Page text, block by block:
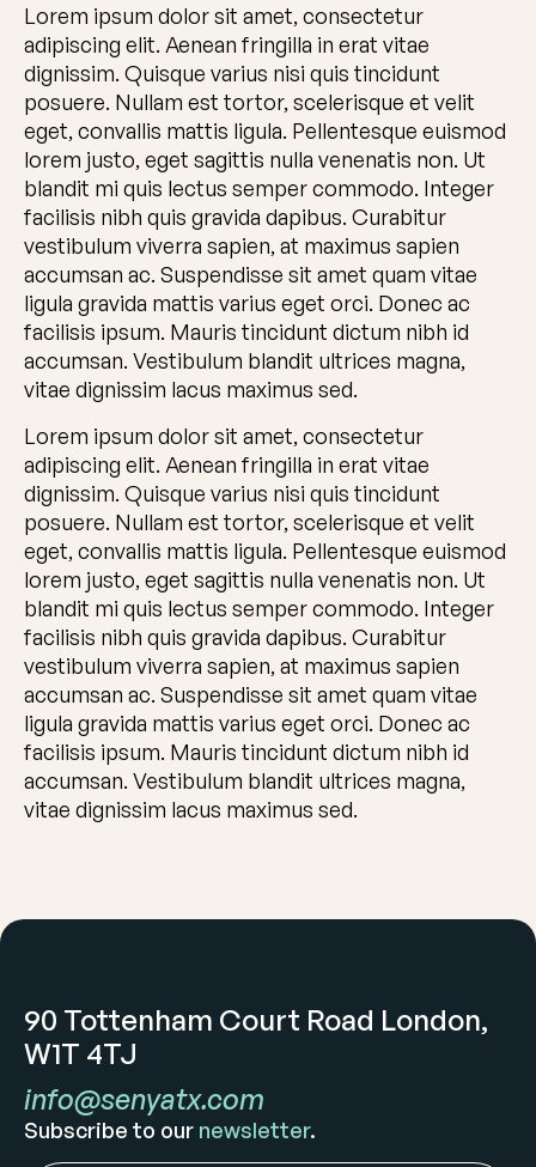
Lorem ipsum dolor sit amet, consectetur
adipiscing elit. Aenean fringilla in erat vitae
dignissim. Quisque varius nisi quis tincidunt
posuere. Nullam est tortor, scelerisque et velit
eget, convallis mattis ligula. Pellentesque euismod
lorem justo, eget sagittis nulla venenatis non. Ut
blandit mi quis lectus semper commodo. Integer
facilisis nibh quis gravida dapibus. Curabitur
vestibulum viverra sapien, at maximus sapien
accumsan ac. Suspendisse sit amet quam vitae
ligula gravida mattis varius eget orci. Donec ac
facilisis ipsum. Mauris tincidunt dictum nibh id
accumsan. Vestibulum blandit ultrices magna,
vitae dignissim lacus maximus sed.
Lorem ipsum dolor sit amet, consectetur
adipiscing elit. Aenean fringilla in erat vitae
dignissim. Quisque varius nisi quis tincidunt
posuere. Nullam est tortor, scelerisque et velit
eget, convallis mattis ligula. Pellentesque euismod
lorem justo, eget sagittis nulla venenatis non. Ut
blandit mi quis lectus semper commodo. Integer
facilisis nibh quis gravida dapibus. Curabitur
vestibulum viverra sapien, at maximus sapien
accumsan ac. Suspendisse sit amet quam vitae
ligula gravida mattis varius eget orci. Donec ac
facilisis ipsum. Mauris tincidunt dictum nibh id
accumsan. Vestibulum blandit ultrices magna,
vitae dignissim lacus maximus sed.
Subscribe to our newsletter.
90 Tottenham Court Road London,
W1T 4TJ
info@senyatx.com